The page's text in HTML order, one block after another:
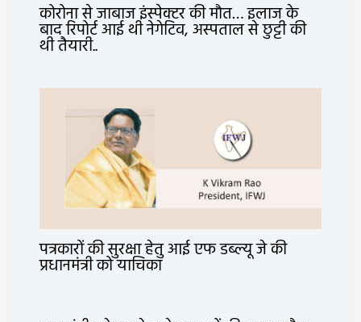
कोरोना से जाबाज इंस्पेक्टर की मौत… इलाज के
बाद रिपोर्ट आई थी नेगेटिव, अस्पताल से छुट्टी की
थी तैयारी..
पत्रकारों की सुरक्षा हेतु आई एफ डब्ल्यू जे की
प्रधानमंत्री को याचिका